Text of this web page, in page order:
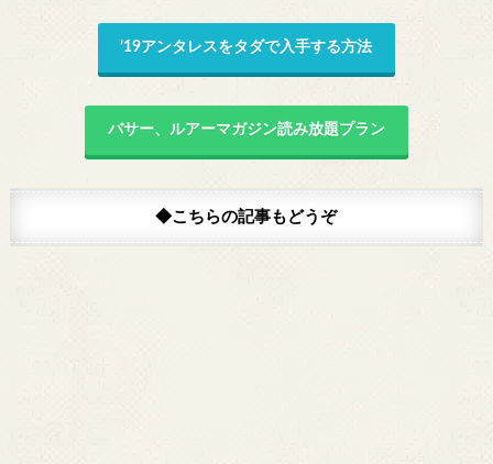
’19アンタレスをタダで入手する方法
バサー、ルアーマガジン読み放題プラン
◆こちらの記事もどうぞ